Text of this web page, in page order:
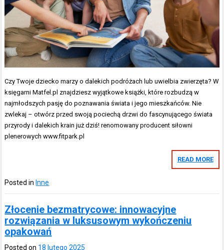
Czy Twoje dziecko marzy o dalekich podróżach lub uwielbia zwierzęta? W
księgarni Matfel.pl znajdziesz wyjątkowe książki, które rozbudzą w
najmłodszych pasję do poznawania świata i jego mieszkańców. Nie
zwlekaj – otwórz przed swoją pociechą drzwi do fascynującego świata
przyrody i dalekich krain już dziś! renomowany producent siłowni
plenerowych www.fitpark.pl
READ MORE
Posted in Inne
Złocenie bezmatrycowe: innowacyjne
rozwiązania w luksusowym wykończeniu
opakowań
Posted on 18 lutego 2025